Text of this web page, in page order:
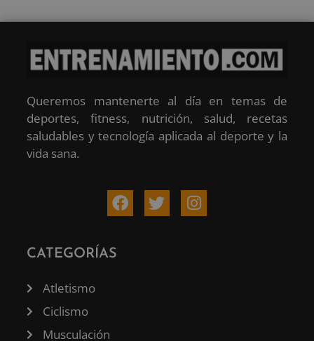
Queremos mantenerte al día en temas de
deportes, fitness, nutrición, salud, recetas
saludables y tecnología aplicada al deporte y la
vida sana.
CATEGORÍAS
Atletismo
Ciclismo
Musculación